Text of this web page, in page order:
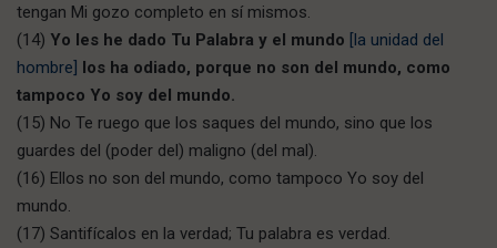
tengan Mi gozo completo en sí mismos.
(14) Yo les he dado Tu Palabra y el mundo [la unidad del
hombre] los ha odiado, porque no son del mundo, como
tampoco Yo soy del mundo.
(15) No Te ruego que los saques del mundo, sino que los
guardes del (poder del) maligno (del mal).
(16) Ellos no son del mundo, como tampoco Yo soy del
mundo.
(17) Santifícalos en la verdad; Tu palabra es verdad.